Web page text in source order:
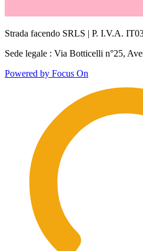
Strada facendo SRLS | P. I.V.A.
Sede legale : Via Botticelli n°25,
Powered by Focus On